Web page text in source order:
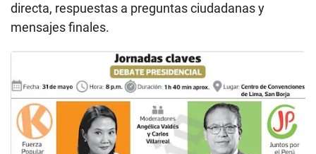
directa, respuestas a preguntas ciudadanas y
mensajes finales.